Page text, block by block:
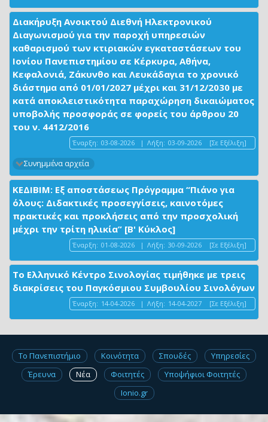
Διακήρυξη Ανοικτού Διεθνή Ηλεκτρονικού
Διαγωνισμού για την παροχή υπηρεσιών
καθαρισμού των κτιριακών εγκαταστάσεων του
Ιονίου Πανεπιστημίου σε Κέρκυρα, Αθήνα,
Κεφαλονιά, Ζάκυνθο και Λευκάδαγια το χρονικό
διάστημα από 01/01/2027 μέχρι και 31/12/2030 με
κατά αποκλειστικότητα παραχώρηση δικαιώματος
υποβολής προσφοράς σε φορείς του άρθρου 20
του ν. 4412/2016
Έναρξη: 03-08-2026 | Λήξη: 03-09-2026 [Σε Εξέλιξη]
Συνημμένα αρχεία
ΚΕΔΙΒΙΜ: Εξ αποστάσεως Πρόγραμμα “Πιάνο για
όλους: Διδακτικές προσεγγίσεις, καινοτόμες
πρακτικές και προκλήσεις από την προσχολική
μέχρι την τρίτη ηλικία” [Β' Κύκλος]
Έναρξη: 01-08-2026 | Λήξη: 30-09-2026 [Σε Εξέλιξη]
Το Ελληνικό Κέντρο Σινολογίας τιμήθηκε με τρεις
διακρίσεις του Παγκόσμιου Συμβουλίου Σινολόγων
Έναρξη: 14-04-2026 | Λήξη: 14-04-2027 [Σε Εξέλιξη]
Το Πανεπιστήμιο Κοινότητα Σπουδές
Υπηρεσίες
Έρευνα
Νέα Φοιτητές
Υποψήφιοι Φοιτητές
Ionio.gr